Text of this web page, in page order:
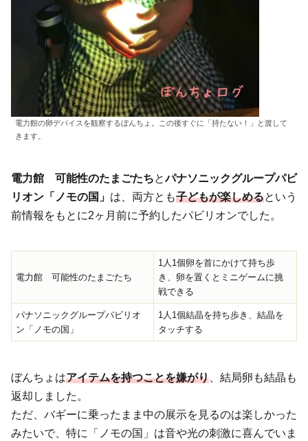
電力館の卵デバイスを観察するぼんちょ。この後すぐに「持たない！」と渡して
きます。
電力館 可能性のたまごたちとパナソニックグループパビ
リオン「ノモの国」 は、両方とも子どもが楽しめるという
前情報をもとに2ヶ月前に予約したパビリオンでした。
電力館 可能性のたまごたち
1人1個卵を首にかけて持ち歩
き、卵を置くとミニゲームに挑
戦できる
パナソニックグループパビリオ
ン「ノモの国」
1人1個結晶を持ち歩き、結晶を
タッチする
ぼんちょはアイテムを持つことを嫌がり 、結局卵も結晶も
返却しました。
ただ、バギーに乗ったまま中の展示を見るのは楽しかった
みたいで、特に「ノモの国」は音や光の刺激に喜んでいま